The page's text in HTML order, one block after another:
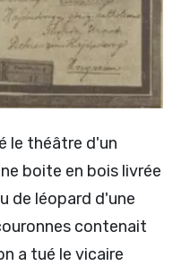
le théâtre d'un
boite en bois livrée
de léopard d'une
contenait
a tué le vicaire